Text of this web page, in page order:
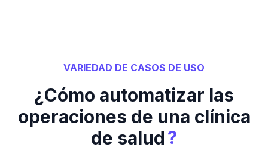
VARIEDAD DE CASOS DE USO
¿Cómo automatizar las
operaciones de una clínica
de salud?